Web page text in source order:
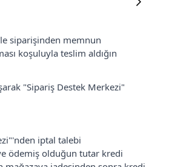
siparişinden memnun
koşuluyla teslim aldığın
"Sipariş Destek Merkezi"
iptal talebi
ödemiş olduğun tutar kredi